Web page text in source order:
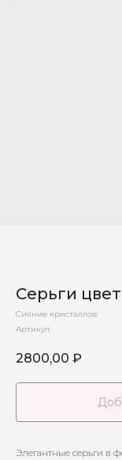
Серьги
Сияние кристаллов
Артикул:
2800,00 ₽
Элегантные серьги в